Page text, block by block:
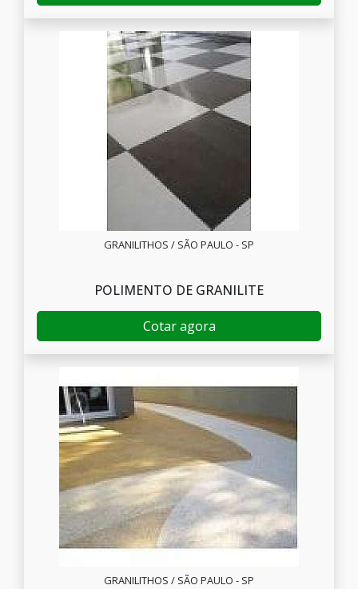
GRANILITHOS / SÃO PAULO - SP
POLIMENTO DE GRANILITE
Cotar agora
GRANILITHOS / SÃO PAULO - SP